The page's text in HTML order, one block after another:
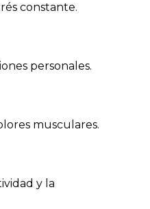
constante.
personales.
musculares.
y la